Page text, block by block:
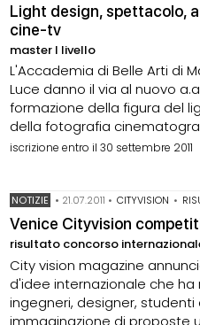
Light design, spettacolo,
cine-tv
master I livello
L'Accademia di Belle Arti di
Luce danno il via al nuovo
formazione della figura del
della fotografia
iscrizione entro il 30 settembre 2011
NOTIZIE • 21.07.2011 • CITYVISION •
Venice Cityvision
risultato concorso
City vision magazine
d'idee internazionale che
ingegneri, designer,
immaginazione di proposte